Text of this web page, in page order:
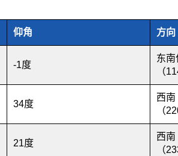
仰角 方向
-1度
东南
（
34度
西南
（
21度
西南
（